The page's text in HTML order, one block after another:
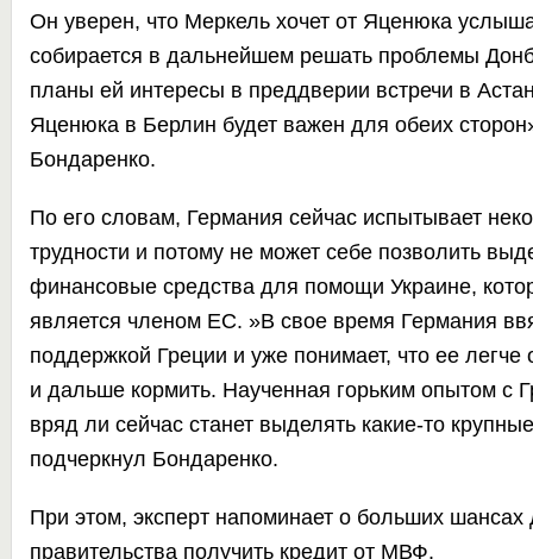
Он уверен, что Меркель хочет от Яценюка
собирается в дальнейшем решать проблемы
планы ей интересы в преддверии встречи в
Яценюка в Берлин будет важен для обеих
Бондаренко.
По его словам, Германия сейчас испытывает
трудности и потому не может себе позволить
финансовые средства для помощи Украине,
является членом ЕС. »В свое время Германия
поддержкой Греции и уже понимает, что ее легче
и дальше кормить. Наученная горьким опытом с
вряд ли сейчас станет выделять какие-то
подчеркнул Бондаренко.
При этом, эксперт напоминает о больших шансах
правительства получить кредит от МВФ.